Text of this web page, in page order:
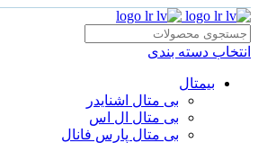
انتخاب دسته بندی
بیمتال
بی متال اشنایدر
بی متال ال اس
بی متال پارس فانال